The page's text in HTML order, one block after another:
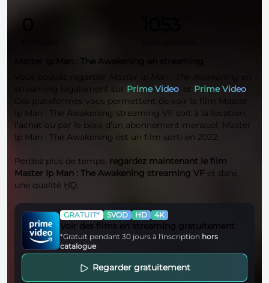
0
Master Ip Man : The Awakening en streaming
Vous pouvez regarder
Master Ip Man : The Awakening
streaming légalement sur Prime Video, et Prime Video
Ces plateformes vous permettent de voir le film Master
Ip Man : The Awakening streaming VF soit à la location,
l'achat ou par le biais d'un abonnement mensuel. Master
Ip Man : The Awakening est un film sorti en 2022.
Perdez plus de temps, regardez maintenant le film
Master Ip Man : The Awakening streaming VF et dans
une qualité HD.
GRATUIT* SVOD HD 4K
Voir des films en streaming gratuitement
*Gratuit pendant 30 jours à l'inscription hors
catalogue
Regarder gratuitement